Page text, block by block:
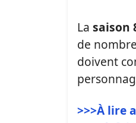
La saison
de
doivent
>>>À lire